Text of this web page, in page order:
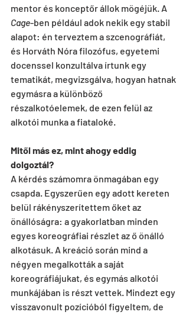
mentor és konceptőr állok mögéjük. A
Cage-ben például adok nekik egy stabil
alapot: én terveztem a szcenográfiát,
és Horváth Nóra filozófus, egyetemi
docenssel konzultálva írtunk egy
tematikát, megvizsgálva, hogyan hatnak
egymásra a különböző
részalkotóelemek, de ezen felül az
alkotói munka a fiataloké.
Mitől más ez, mint ahogy eddig
dolgoztál?
A kérdés számomra önmagában egy
csapda. Egyszerűen egy adott kereten
belül rákényszerítettem őket az
önállóságra: a gyakorlatban minden
egyes koreográfiai részlet az ő önálló
alkotásuk. A kreáció során mind a
négyen megalkották a saját
koreográfiájukat, és egymás alkotói
munkájában is részt vettek. Mindezt egy
visszavonult pozícióból figyeltem, de